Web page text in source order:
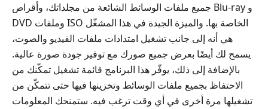
جميع ملفات الوسائط الشائعة من مجلداتك، وأقراص Blu-ray و
DVD وملفات ISO الخاصة بها. والميزة الجيدة في هذا المشغّل
هي أنه إلى جانب تشغيل امتدادات ملفات الفيديو والصوت،
يسمح لك أيضًا بعرض جميع صورك مع توفير جودة صورة عالية.
بالإضافة إلى ذلك، يوفّر هذا البرنامج قائمة تشغيل تمكّنك من
الاحتفاظ بجميع ملفات الوسائط وتخزينها فيها حتى تتمكّن من
تشغيلها مرة أخرى في أي وقت ترغب فيه. ستمنحك المعلومات